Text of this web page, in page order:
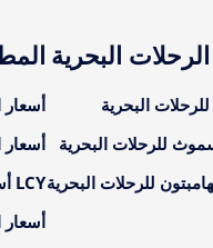
البحرية
البحرية
للرحلات البحرية
للرحلات البحرية
أسعار
أسعار
LCY أسعار التكسي لـ
أسعار